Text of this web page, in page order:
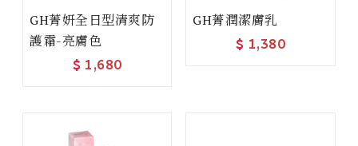
GH菁妍全日型清爽防
護霜-亮膚色
$ 1,680
GH菁潤潔膚乳
$ 1,380